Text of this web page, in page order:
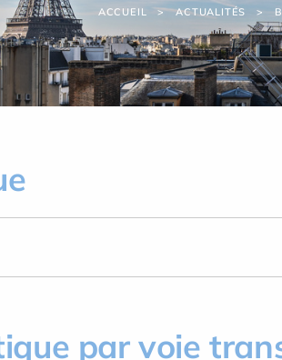
ACCUEIL ACTUALITÉS
par voie